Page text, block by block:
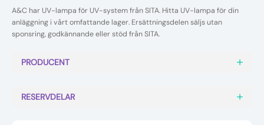
AffärsområdenExpandera
undermeny
A&C har UV-lampa för UV-system från SITA. Hitta UV-lampa för din
anläggning i vårt omfattande lager. Ersättningsdelen säljs utan
sponsring, godkännande eller stöd från SITA.
PRODUCENT
RESERVDELAR